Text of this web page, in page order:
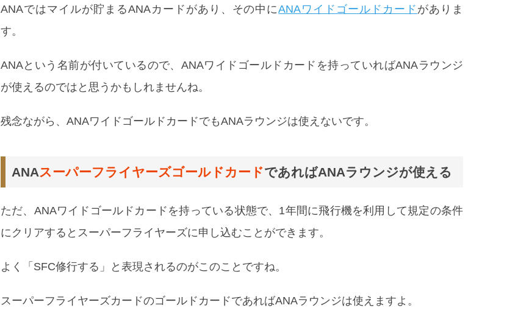
ANAではマイルが貯まるANAカードがあり、その中にANAワイドゴールドカード がありま
す。
ANAという名前が付いているので、ANAワイドゴールドカードを持っていればANAラウンジ
が使えるのではと思うかもしれませんね。
残念ながら、ANAワイドゴールドカードでもANAラウンジは使えないです。
ANAスーパーフライヤーズゴールドカードであればANAラウンジが使える
ただ、ANAワイドゴールドカードを持っている状態で、1年間に飛行機を利用して規定の条件
にクリアするとスーパーフライヤーズに申し込むことができます。
よく「SFC修行する」と表現されるのがこのことですね。
スーパーフライヤーズカードのゴールドカードであればANAラウンジは使えますよ。